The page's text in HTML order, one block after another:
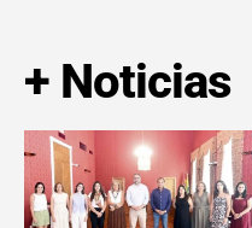
+ Noticias